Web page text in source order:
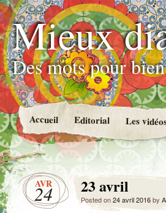
Mieux
Des mots pour
Accueil Editorial Les
AVR
24 23 avril
Posted on24 avril 2016by